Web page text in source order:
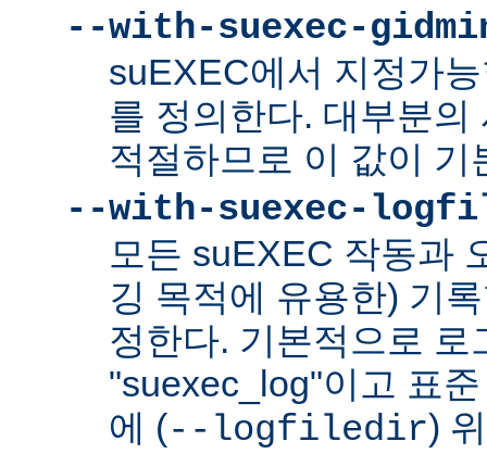
--with-suexec-
suEXEC에서 지정가
를 정의한다. 대부분의
적절하므로 이 값이 기
--with-suexec-
모든 suEXEC 작동과
깅 목적에 유용한) 기
정한다. 기본적으로 로
"suexec_log"이고 표
에 (--logfiledir)